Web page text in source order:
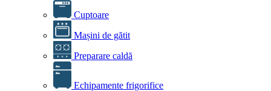
Cuptoare
Mașini de gătit
Preparare caldă
Echipamente frigorifice